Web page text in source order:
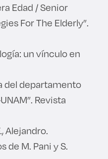
Edad / Senior
For The Elderly”.
un vínculo en
del departamento
Revista
Alejandro.
M. Pani y S.